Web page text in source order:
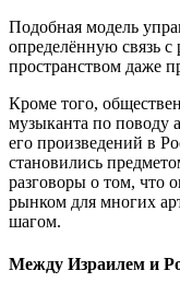
Подобная модель
определённую связь
пространством даже
Кроме того,
музыканта по поводу
его произведений в
становились
разговоры о том, что
рынком для многих
шагом.
Между Израилем и